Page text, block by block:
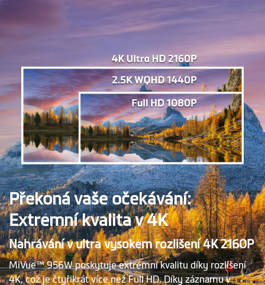
Překoná vaše očekávání:
Extrémní kvalita v 4K
Nahrávání v ultra vysokém rozlišení 4K 2160P
MiVue™ 956W poskytuje extrémní kvalitu díky rozlišení
4K, což je čtyřikrát více než Full HD. Díky záznamu v